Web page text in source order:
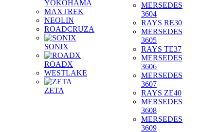
YOKOHAMA
MAXTREK
NEOLIN
ROADCRUZA
SONIX
ROADX
WESTLAKE
ZETA
MERSEDES
3604
RAYS RE30
MERSEDES
3605
RAYS TE37
MERSEDES
3606
MERSEDES
3607
RAYS ZE40
MERSEDES
3608
MERSEDES
3609